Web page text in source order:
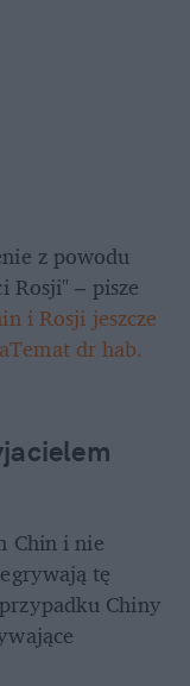
z powodu
Rosji" – pisze
i Rosji jeszcze
dr hab.
Chin i nie
tę
Chiny